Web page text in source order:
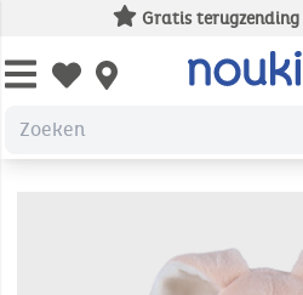
Gratis terugzending
Open wishlist